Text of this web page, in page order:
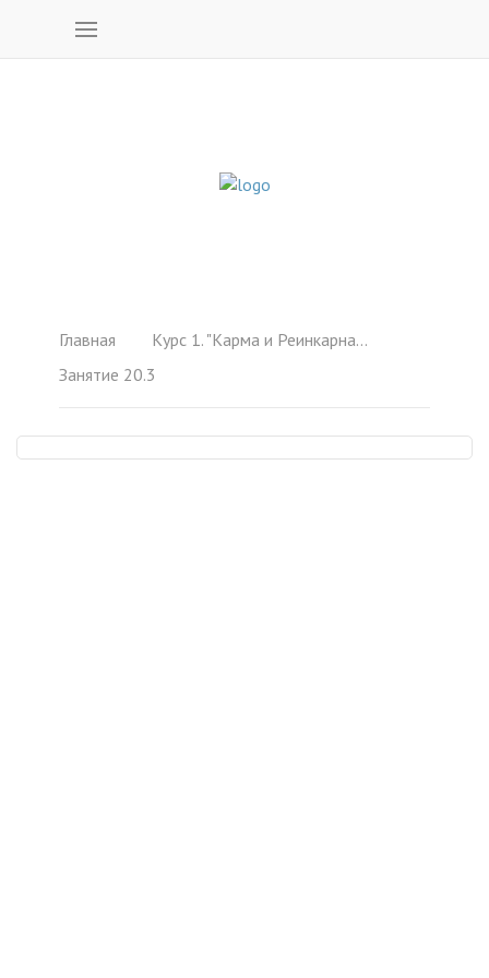
Главная
Курс 1. "Карма и Реинкарнация"
Занятие 20.3